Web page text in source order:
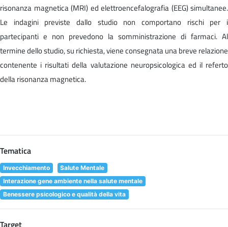
risonanza magnetica (MRI) ed elettroencefalografia (EEG) simultanee.
Le indagini previste dallo studio non comportano rischi per i
partecipanti e non prevedono la somministrazione di farmaci. Al
termine dello studio, su richiesta, viene consegnata una breve relazione
contenente i risultati della valutazione neuropsicologica ed il referto
della risonanza magnetica.
Tematica
Invecchiamento
Salute Mentale
Interazione gene ambiente nella salute mentale
Benessere psicologico e qualità della vita
Target